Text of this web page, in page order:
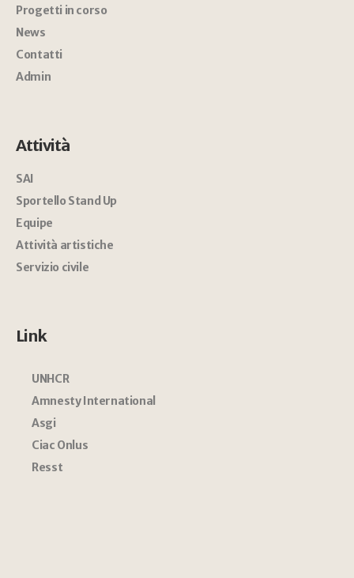
Progetti in corso
News
Contatti
Admin
Attività
SAI
Sportello Stand Up
Equipe
Attività artistiche
Servizio civile
Link
UNHCR
Amnesty International
Asgi
Ciac Onlus
Resst